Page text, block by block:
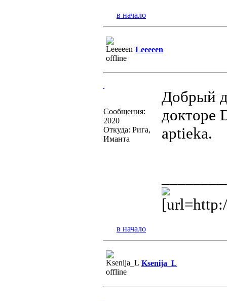
в начало
Leeeeen
Сообщения:
2020
Откуда: Рига,
Иманта
Добрый
докторе
aptieka.
в начало
Ksenija_L